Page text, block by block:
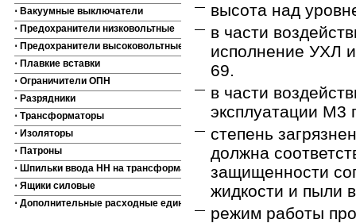
⋅ Вакуумные выключатели
⋅ Предохранители низковольтные
⋅ Предохранители высоковольтные
⋅ Плавкие вставки
⋅ Ограничители ОПН
⋅ Разрядники
⋅ Трансформаторы
⋅ Изоляторы
⋅ Патроны
⋅ Шпильки ввода НН на трансформаторы
⋅ Ящики силовые
⋅ Дополнительные расходные единицы
высота над
в части
исполнение УХЛ
69.
в части
эксплуатации М3
степень
должна
защищенности
жидкости и пыли
режим работы